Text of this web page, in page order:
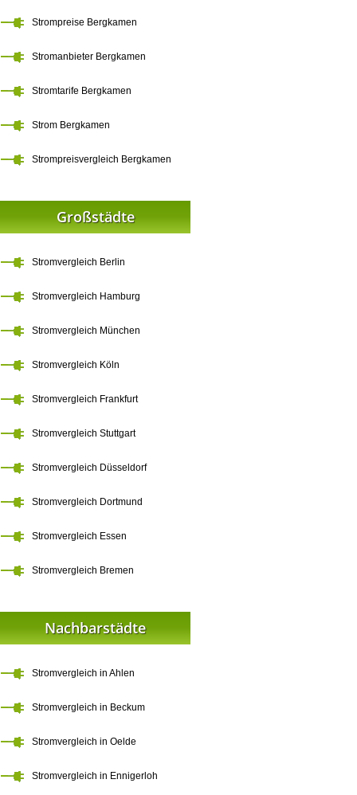
Strompreise Bergkamen
Stromanbieter Bergkamen
Stromtarife Bergkamen
Strom Bergkamen
Strompreisvergleich Bergkamen
Großstädte
Stromvergleich Berlin
Stromvergleich Hamburg
Stromvergleich München
Stromvergleich Köln
Stromvergleich Frankfurt
Stromvergleich Stuttgart
Stromvergleich Düsseldorf
Stromvergleich Dortmund
Stromvergleich Essen
Stromvergleich Bremen
Nachbarstädte
Stromvergleich in Ahlen
Stromvergleich in Beckum
Stromvergleich in Oelde
Stromvergleich in Ennigerloh